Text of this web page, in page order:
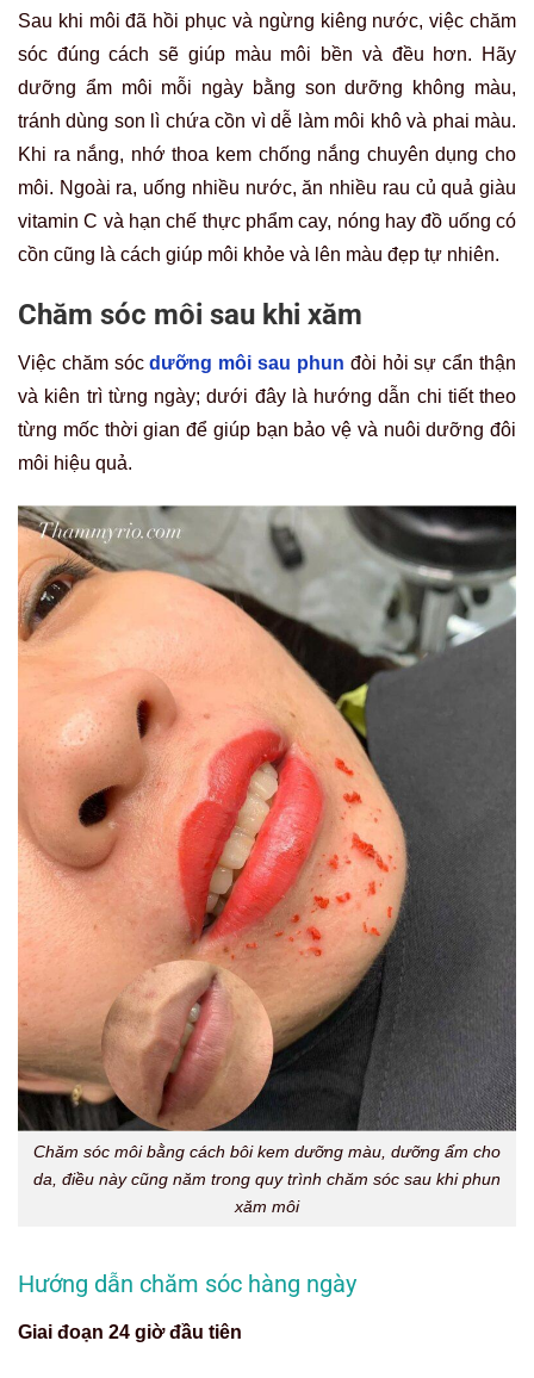
Sau khi môi đã hồi phục và ngừng kiêng nước, việc chăm
sóc đúng cách sẽ giúp màu môi bền và đều hơn. Hãy
dưỡng ẩm môi mỗi ngày bằng son dưỡng không màu,
tránh dùng son lì chứa cồn vì dễ làm môi khô và phai màu.
Khi ra nắng, nhớ thoa kem chống nắng chuyên dụng cho
môi. Ngoài ra, uống nhiều nước, ăn nhiều rau củ quả giàu
vitamin C và hạn chế thực phẩm cay, nóng hay đồ uống có
cồn cũng là cách giúp môi khỏe và lên màu đẹp tự nhiên.
Chăm sóc môi sau khi xăm
Việc chăm sócdưỡng môi sau phun đòi hỏi sự cẩn thận
và kiên trì từng ngày; dưới đây là hướng dẫn chi tiết theo
từng mốc thời gian để giúp bạn bảo vệ và nuôi dưỡng đôi
môi hiệu quả.
Chăm sóc môi bằng cách bôi kem dưỡng màu, dưỡng ẩm cho
da, điều này cũng năm trong quy trình chăm sóc sau khi phun
xăm môi
Hướng dẫn chăm sóc hàng ngày
Giai đoạn 24 giờ đầu tiên